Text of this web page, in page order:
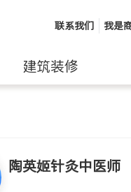
联系我们 我是
建筑装修
陶英姬针灸中医师